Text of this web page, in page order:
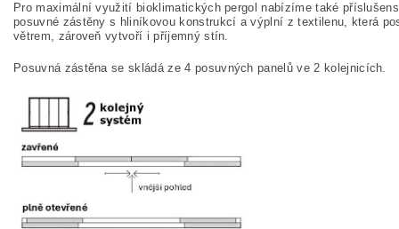
Pro maximální využití bioklimatických pergol nabízíme také
posuvné zástěny s hliníkovou konstrukcí a výplní z textilenu, která
větrem, zároveň vytvoří i příjemný stín.
Posuvná zástěna se skládá ze 4 posuvných panelů ve 2 kolejnicích.